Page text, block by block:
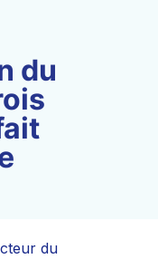
du
du